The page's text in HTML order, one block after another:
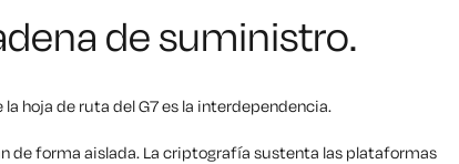
de suministro.
hoja de ruta del G7 es la interdependencia.
de forma aislada. La criptografía sustenta las plataformas